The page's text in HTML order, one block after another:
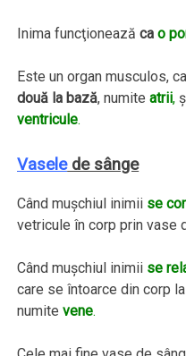
Inima funcţioneazăcao
Este un organ musculos,
două la bază, numiteatrii,
ventricule.
Vaselede sânge
Când muşchiul inimii se
vetricule în corp prin vase
Când muşchiul inimii se
care se întoarce din corp
numitevene.